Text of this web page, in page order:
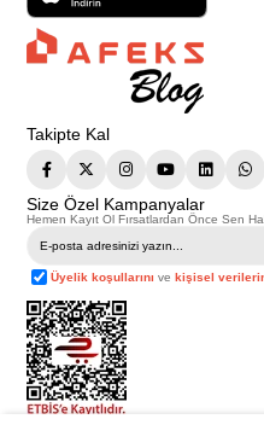
Takipte Kal
Size Özel Kampanyalar
Hemen Kayıt Ol Fırsatlardan Önce Sen
Üyelik koşullarını vekişisel